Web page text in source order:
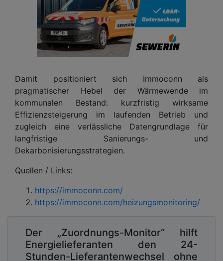
Damit positioniert sich Immoconn als
pragmatischer Hebel der Wärmewende im
kommunalen Bestand: kurzfristig wirksame
Effizienzsteigerung im laufenden Betrieb und
zugleich eine verlässliche Datengrundlage für
langfristige Sanierungs- und
Dekarbonisierungsstrategien.
Quellen / Links:
https://immoconn.com/
https://immoconn.com/heizungsmonitoring/
Der „Zuordnungs-Monitor“ hilft
Energielieferanten den 24-
Stunden-Lieferantenwechsel ohne